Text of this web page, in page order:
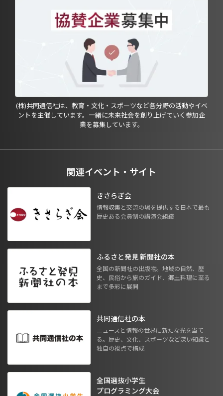
(株)共同通信社は、教育・文化・スポーツなど各分野の活動やイベ
ントを主催しています。一緒に未来社会を創り上げていく参加企
業を募集しています。
関連イベント・サイト
きさらぎ会
情報収集と交流の場を提供する日本で最も
歴史ある会員制の講演会組織
ふるさと発見 新聞社の本
全国の新聞社の出版物。地域の自然、歴
史、民俗から旅のガイド、郷土料理に至る
まで多彩に展開
共同通信社の本
ニュースと情報の世界に新たな光を当て
る。歴史、文化、スポーツなど深い知識と
独自の視点で構成
全国選抜小学生
プログラミング大会